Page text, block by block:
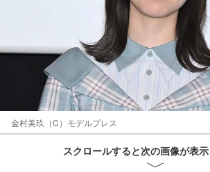
金村美玖（C）モデルプレス
スクロールすると次の画像が表